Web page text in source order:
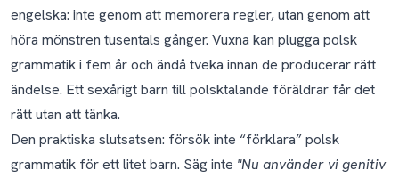
engelska: inte genom att memorera regler, utan genom att
höra mönstren tusentals gånger. Vuxna kan plugga polsk
grammatik i fem år och ändå tveka innan de producerar rätt
ändelse. Ett sexårigt barn till polsktalande föräldrar får det
rätt utan att tänka.
Den praktiska slutsatsen: försök inte “förklara” polsk
grammatik för ett litet barn. Säg inte "Nu använder vi genitiv